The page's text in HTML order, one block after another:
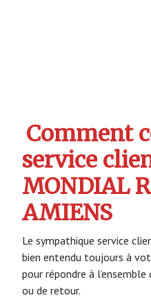
Comment
service
MONDIAL
AMIENS
Le sympathique service
bien entendu toujours à
pour répondre à
ou de retour.